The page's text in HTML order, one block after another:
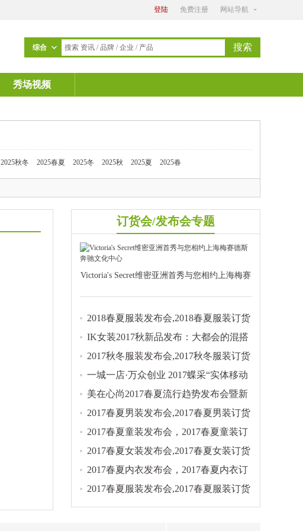
登陆 免费注册 网站导航
综合 搜索 资讯 / 品牌 / 企业 / 产品 搜索
秀场视频
2025秋冬 2025春夏 2025冬 2025秋 2025夏 2025春
订货会/发布会专题
Victoria's Secret维密亚洲首秀与您相约上海梅赛
2018春夏服装发布会,2018春夏服装订货
会大全
IK女装2017秋新品发布：大都会的混搭
实验
2017秋冬服装发布会,2017秋冬服装订货
会集锦
一城一店·万众创业 2017蝶采“实体移动
店商”模式发布会
美在心尚2017春夏流行趋势发布会暨新
品订货会
2017春夏男装发布会,2017春夏男装订货
会大全
2017春夏童装发布会，2017春夏童装订
货会大全
2017春夏女装发布会,2017春夏女装订货
会大全
2017春夏内衣发布会，2017春夏内衣订
货会正在进行时...
2017春夏服装发布会,2017春夏服装订货
会大全